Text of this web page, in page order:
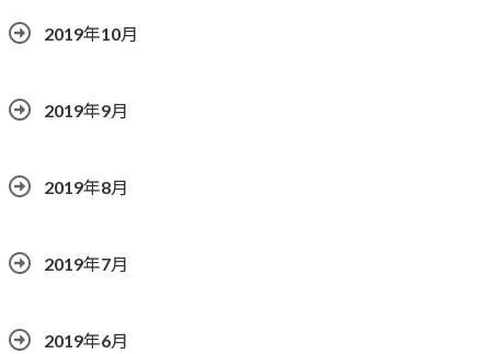
2019年10月
2019年9月
2019年8月
2019年7月
2019年6月